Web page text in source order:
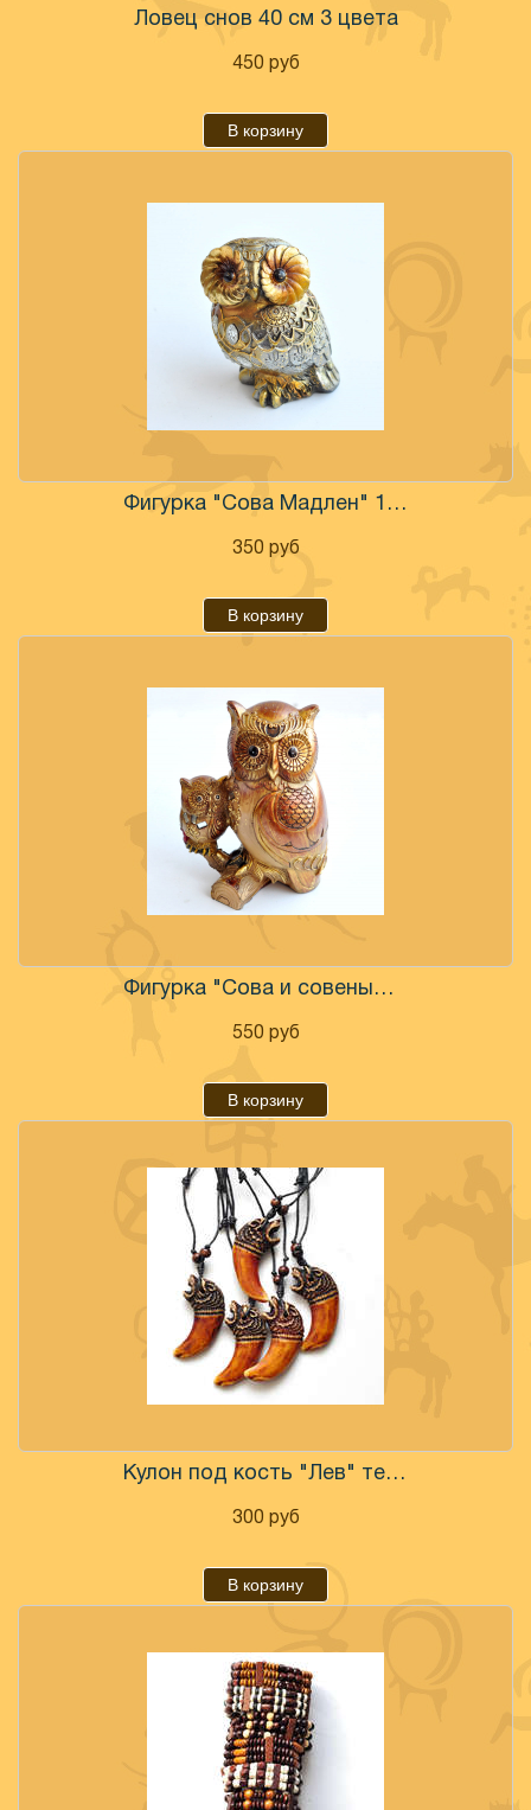
Ловец снов 40 см 3 цвета
450 руб
В корзину
Фигурка "Сова Мадлен" 12 см
350 руб
В корзину
Фигурка "Сова и совеныш на ветке" 16 см
550 руб
В корзину
Кулон под кость "Лев" темный
300 руб
В корзину